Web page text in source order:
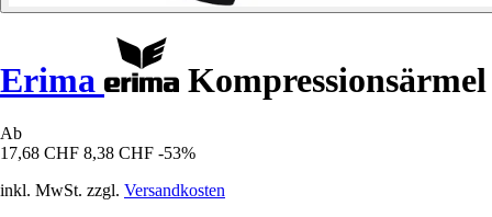
Erima Kompressionsärmel
Ab
17,68 CHF 8,38 CHF -53%
inkl. MwSt. zzgl. Versandkosten